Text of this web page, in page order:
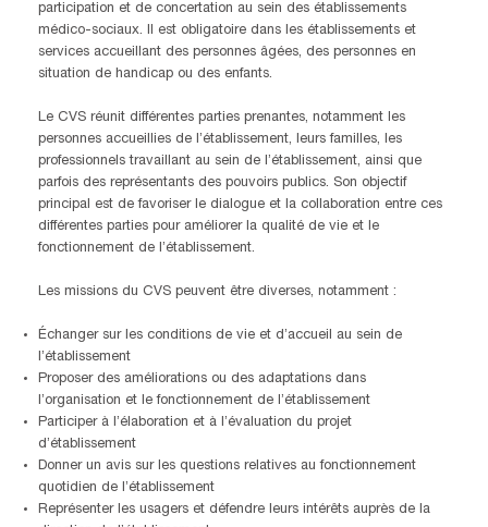
participation et de concertation au sein des établissements
médico-sociaux. Il est obligatoire dans les établissements et
services accueillant des personnes âgées, des personnes en
situation de handicap ou des enfants.
Le CVS réunit différentes parties prenantes, notamment les
personnes accueillies de l’établissement, leurs familles, les
professionnels travaillant au sein de l’établissement, ainsi que
parfois des représentants des pouvoirs publics. Son objectif
principal est de favoriser le dialogue et la collaboration entre ces
différentes parties pour améliorer la qualité de vie et le
fonctionnement de l’établissement.
Les missions du CVS peuvent être diverses, notamment :
Échanger sur les conditions de vie et d’accueil au sein de
l’établissement
Proposer des améliorations ou des adaptations dans
l’organisation et le fonctionnement de l’établissement
Participer à l’élaboration et à l’évaluation du projet
d’établissement
Donner un avis sur les questions relatives au fonctionnement
quotidien de l’établissement
Représenter les usagers et défendre leurs intérêts auprès de la